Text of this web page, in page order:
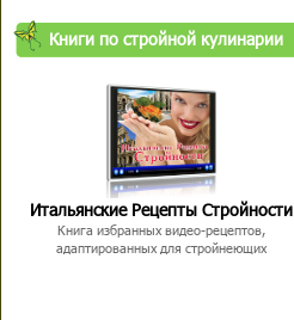
Книги по стройной кулинарии
Итальянские Рецепты Стройности
Книга избранных видео-рецептов,
адаптированных для стройнеющих